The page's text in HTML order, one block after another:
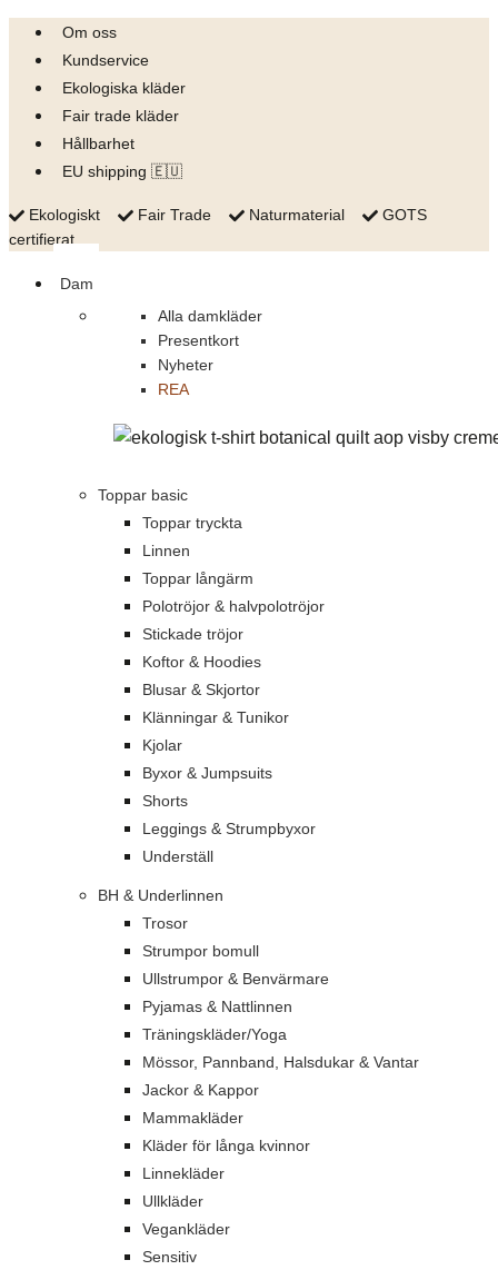
Skip
content
Om oss
Kundservice
Ekologiska kläder
Fair trade kläder
Hållbarhet
EU shipping 🇪🇺
Ekologiskt Fair Trade Naturmaterial
GOTS
certifierat
Dam
Alla damkläder
Presentkort
Nyheter
REA
Toppar basic
Toppar tryckta
Linnen
Toppar långärm
Polotröjor & halvpolotröjor
Stickade tröjor
Koftor & Hoodies
Blusar & Skjortor
Klänningar & Tunikor
Kjolar
Byxor & Jumpsuits
Shorts
Leggings & Strumpbyxor
Underställ
BH & Underlinnen
Trosor
Strumpor bomull
Ullstrumpor & Benvärmare
Pyjamas & Nattlinnen
Träningskläder/Yoga
Mössor, Pannband, Halsdukar & Vantar
Jackor & Kappor
Mammakläder
Kläder för långa kvinnor
Linnekläder
Ullkläder
Vegankläder
Sensitiv